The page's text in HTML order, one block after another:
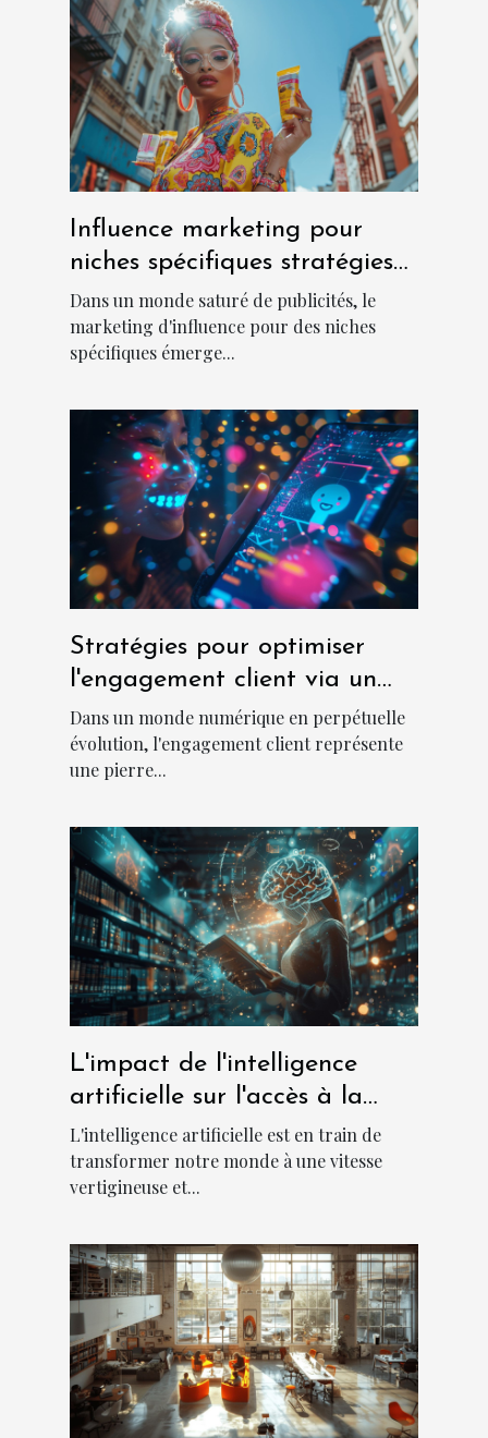
Influence marketing pour
niches spécifiques stratégies
ciblées pour 2023
Dans un monde saturé de publicités, le
marketing d'influence pour des niches
spécifiques émerge...
Stratégies pour optimiser
l'engagement client via un
chatbot sur les réseaux
sociaux
Dans un monde numérique en perpétuelle
évolution, l'engagement client représente
une pierre...
L'impact de l'intelligence
artificielle sur l'accès à la
culture et l'apprentissage
L'intelligence artificielle est en train de
transformer notre monde à une vitesse
vertigineuse et...